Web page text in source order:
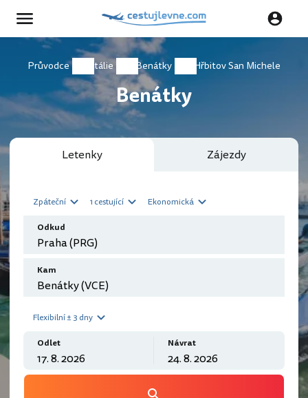
Průvodce Itálie Benátky Hřbitov San Michele
Benátky
Letenky Zájezdy
Zpáteční 1 cestující Ekonomická
Odkud
Kam
Flexibilní ± 3 dny
Odlet Návrat